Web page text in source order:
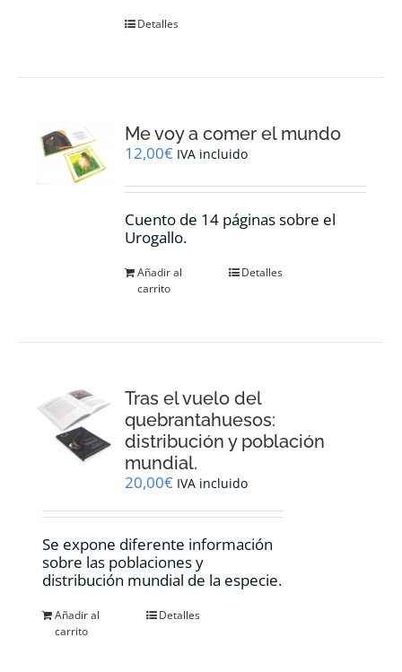
Detalles
Me voy a comer el mundo
12,00€ IVA incluido
Cuento de 14 páginas sobre el
Urogallo.
Añadir al
carrito
Detalles
Tras el vuelo del
quebrantahuesos:
distribución y población
mundial.
20,00€ IVA incluido
Se expone diferente información
sobre las poblaciones y
distribución mundial de la especie.
Añadir al
carrito
Detalles